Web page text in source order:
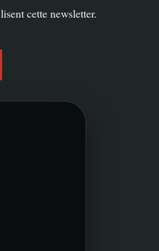
lisent cette newsletter.